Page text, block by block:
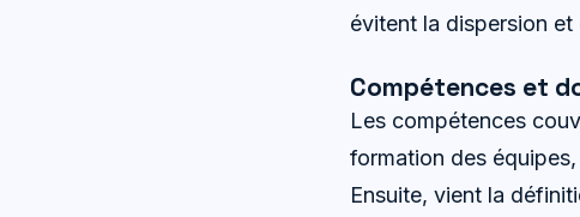
évitent la dispersion
Compétences et
Les compétences
formation des
Ensuite, vient la